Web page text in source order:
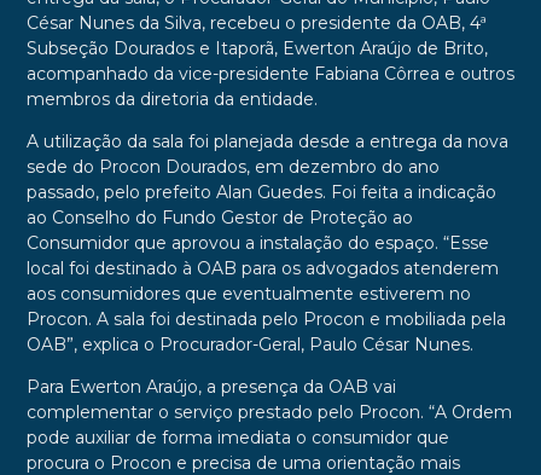
César Nunes da Silva, recebeu o presidente da OAB, 4ª
Subseção Dourados e Itaporã, Ewerton Araújo de Brito,
acompanhado da vice-presidente Fabiana Côrrea e outros
membros da diretoria da entidade.
A utilização da sala foi planejada desde a entrega da nova
sede do Procon Dourados, em dezembro do ano
passado, pelo prefeito Alan Guedes. Foi feita a indicação
ao Conselho do Fundo Gestor de Proteção ao
Consumidor que aprovou a instalação do espaço. “Esse
local foi destinado à OAB para os advogados atenderem
aos consumidores que eventualmente estiverem no
Procon. A sala foi destinada pelo Procon e mobiliada pela
OAB”, explica o Procurador-Geral, Paulo César Nunes.
Para Ewerton Araújo, a presença da OAB vai
complementar o serviço prestado pelo Procon. “A Ordem
pode auxiliar de forma imediata o consumidor que
procura o Procon e precisa de uma orientação mais